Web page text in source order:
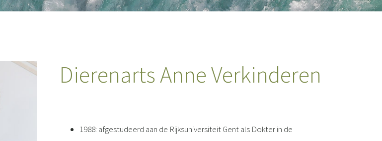
Dierenarts Anne Verkinderen
1988: afgestudeerd aan de Rijksuniversiteit Gent als Dokter in de